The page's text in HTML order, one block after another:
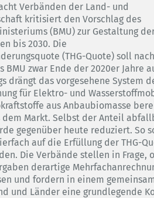
Verbänden der Land- und
kritisiert den Vorschlag des
(BMU) zur Gestaltung
bis 2030. Die
(THG-Quote) soll nach
BMU zwar Ende der 2020er Jahre
drängt das vorgesehene System
für Elektro- und
aus Anbaubiomasse
dem Markt. Selbst der Anteil
gegenüber heute reduziert. So
auf die Erfüllung der THG-
Die Verbände stellen in Frage,
derartige
und fordern in einem
und Länder eine grundlegende